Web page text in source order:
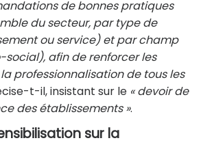
de bonnes pratiques
du secteur, par type de
ou service) et par champ
afin de renforcer les
professionnalisation de tous les
t-il, insistant sur le « devoir de
des établissements ».
sur la